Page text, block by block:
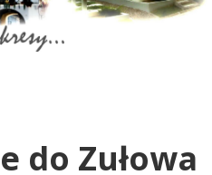
do Zułowa